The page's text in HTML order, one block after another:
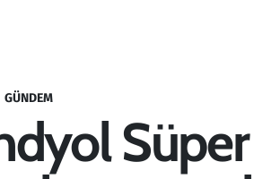
GÜNDEM